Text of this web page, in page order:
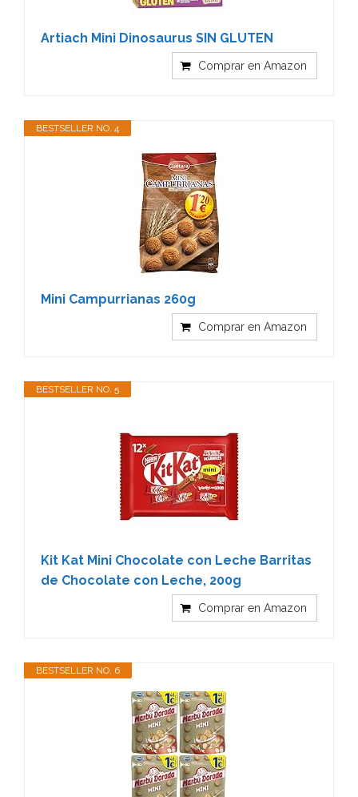
Artiach Mini Dinosaurus SIN GLUTEN
Comprar en Amazon
BESTSELLER NO. 4
Mini Campurrianas 260g
Comprar en Amazon
BESTSELLER NO. 5
Kit Kat Mini Chocolate con Leche Barritas
de Chocolate con Leche, 200g
Comprar en Amazon
BESTSELLER NO. 6